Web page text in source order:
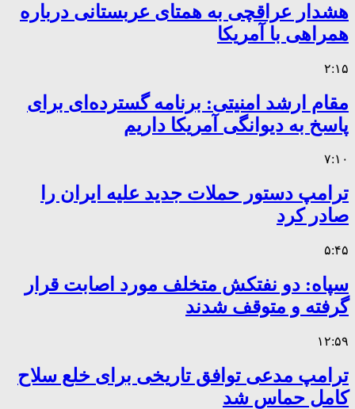
هشدار عراقچی به همتای عربستانی درباره
همراهی با آمریکا
۲:۱۵
مقام ارشد امنیتی: برنامه گسترده‌ای برای
پاسخ به دیوانگی آمریکا داریم
۷:۱۰
ترامپ دستور حملات جدید علیه ایران را
صادر کرد
۵:۴۵
سپاه: دو نفتکش متخلف مورد اصابت قرار
گرفته و متوقف شدند
۱۲:۵۹
ترامپ مدعی توافق تاریخی برای خلع سلاح
کامل حماس شد